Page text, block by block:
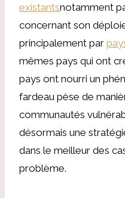
existantsnotamment
concernant son
principalement par
mêmes pays qui ont
pays ont nourri un
fardeau pèse de
communautés
désormais une
dans le meilleur des
problème.